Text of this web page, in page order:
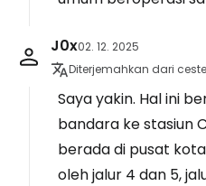
J0x02. 12. 2025
Diterjemahkan dari
Saya yakin. Hal ini
bandara ke stasiun
berada di pusat
oleh jalur 4 dan 5,